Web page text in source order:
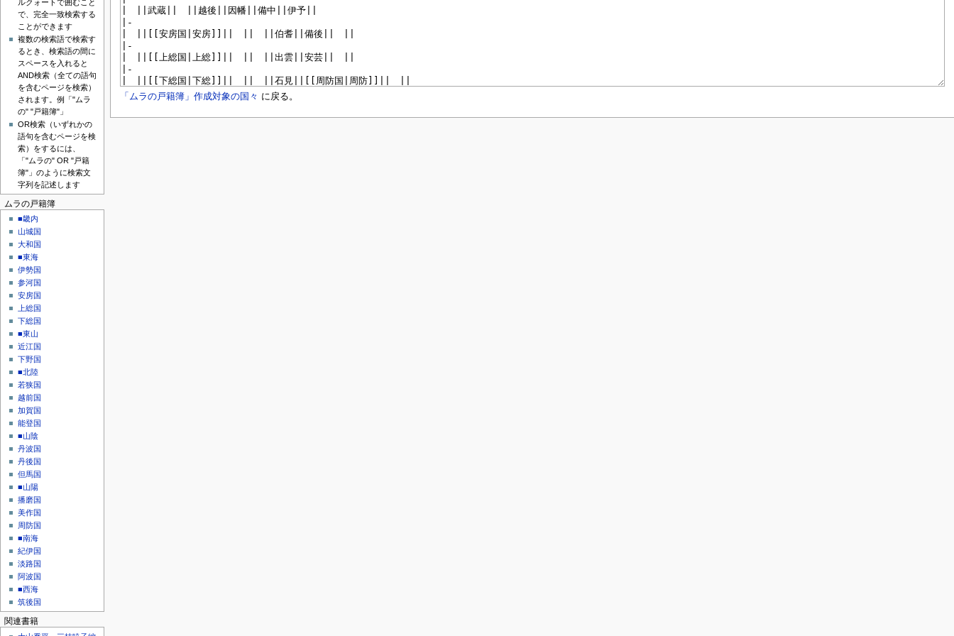
「ムラの戸籍簿」作成対象の国々 に戻る。
ルクォートで囲むこと
で、完全一致検索する
ことができます
複数の検索語で検索す
るとき、検索語の間に
スペースを入れると
AND検索（全ての語句
を含むページを検索）
されます。例「"ムラ
の" "戸籍簿"」
OR検索（いずれかの
語句を含むページを検
索）をするには、
「"ムラの" OR "戸籍
簿"」のように検索文
字列を記述します
ムラの戸籍簿
■畿内
山城国
大和国
■東海
伊勢国
参河国
安房国
上総国
下総国
■東山
近江国
下野国
■北陸
若狭国
越前国
加賀国
能登国
■山陰
丹波国
丹後国
但馬国
■山陽
播磨国
美作国
周防国
■南海
紀伊国
淡路国
阿波国
■西海
筑後国
関連書籍